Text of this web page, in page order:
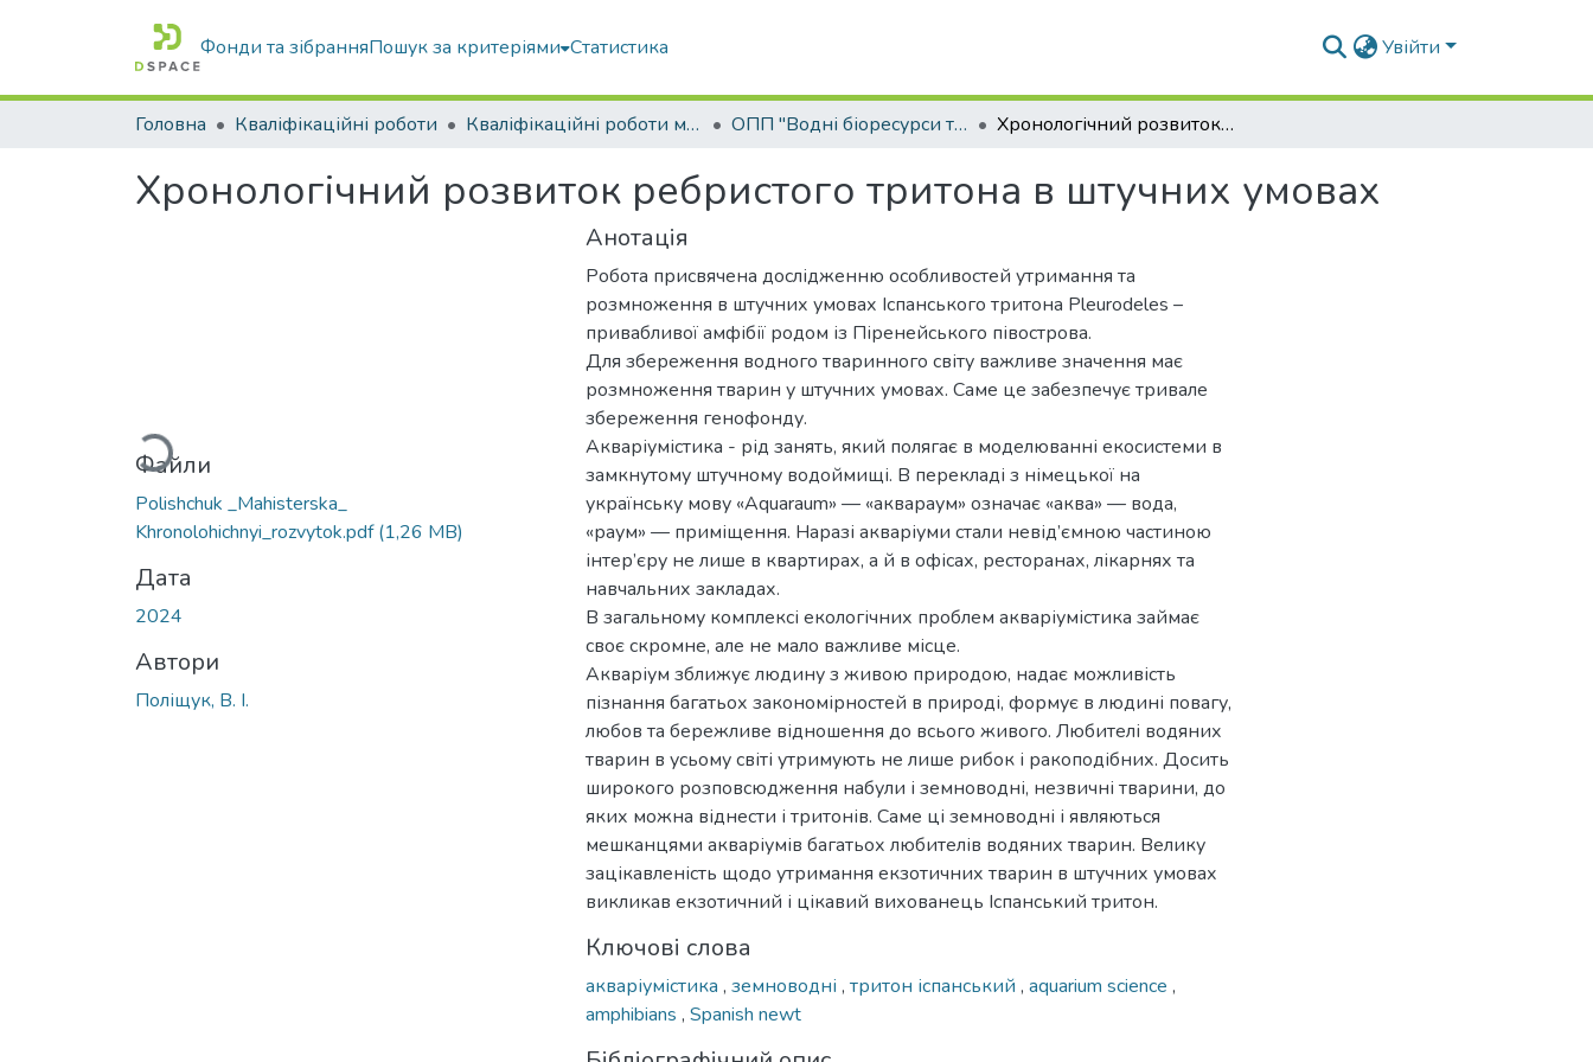
Фонди та зібранняПошук за критеріями Статистика Увійти
Головна Кваліфікаційні роботи Кваліфікаційні роботи магістрів ОПП "Водні біоресурси та аквакультура" Хронологічний розвиток ребристого тритона в штучних умовах
Хронологічний розвиток ребристого тритона в штучних умовах
Вантажиться...
Файли
Polishchuk _Mahisterska_
Khronolohichnyi_rozvytok.pdf(1,26 MB)
Дата
2024
Автори
Поліщук, В. І.
Анотація
Робота присвячена дослідженню особливостей утримання та
розмноження в штучних умовах Іспанського тритона Pleurodeles –
привабливої амфібії родом із Піренейського півострова.
Для збереження водного тваринного світу важливе значення має
розмноження тварин у штучних умовах. Саме це забезпечує тривале
збереження генофонду.
Акваріумістика - рід занять, який полягає в моделюванні екосистеми в
замкнутому штучному водоймищі. В перекладі з німецької на
українську мову «Aquaraum» — «аквараум» означає «аква» — вода,
«раум» — приміщення. Наразі акваріуми стали невід’ємною частиною
інтер’єру не лише в квартирах, а й в офісах, ресторанах, лікарнях та
навчальних закладах.
В загальному комплексі екологічних проблем акваріумістика займає
своє скромне, але не мало важливе місце.
Акваріум зближує людину з живою природою, надає можливість
пізнання багатьох закономірностей в природі, формує в людині повагу,
любов та бережливе відношення до всього живого. Любителі водяних
тварин в усьому світі утримують не лише рибок і ракоподібних. Досить
широкого розповсюдження набули і земноводні, незвичні тварини, до
яких можна віднести і тритонів. Саме ці земноводні і являються
мешканцями акваріумів багатьох любителів водяних тварин. Велику
зацікавленість щодо утримання екзотичних тварин в штучних умовах
викликав екзотичний і цікавий вихованець Іспанський тритон.
Ключові слова
акваріумістика , земноводні , тритон іспанський , aquarium science ,
amphibians , Spanish newt